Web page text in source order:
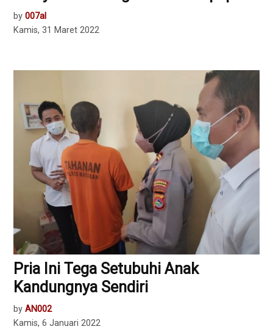
by 007al
Kamis, 31 Maret 2022
Pria Ini Tega Setubuhi Anak
Kandungnya Sendiri
by AN002
Kamis, 6 Januari 2022